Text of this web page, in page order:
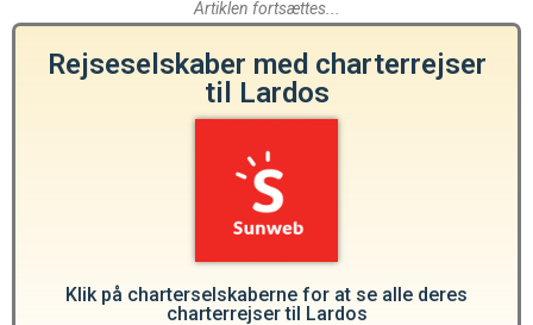
Artiklen fortsættes...
Rejseselskaber med charterrejser
til Lardos
Klik på charterselskaberne for at se alle deres
charterrejser til Lardos